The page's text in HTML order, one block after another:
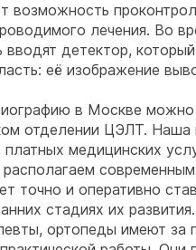
возможность
лечения. Во
детектор,
её изображение
в Москве можно
отделении ЦЭЛТ. Наша
медицинских
точно и оперативно
стадиях их
ортопеды имеют за